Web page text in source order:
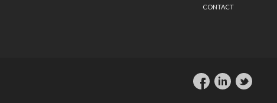
CONTACT